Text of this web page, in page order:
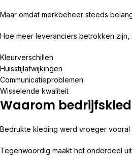
Maar omdat merkbeheer steeds
Hoe meer leveranciers betrokken
Kleurverschillen
Huisstijlafwijkingen
Communicatieproblemen
Wisselende kwaliteit
Waarom
Bedrukte kleding werd vroeger vooral
Tegenwoordig maakt het onderdeel